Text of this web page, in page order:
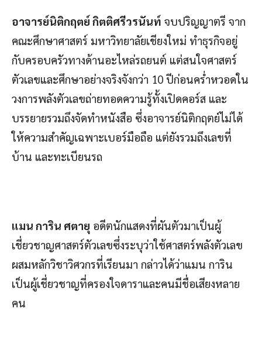
อาจารย์นิติกฤตย์ กิตติศรีวรนันท์ จบปริญญาตรี จาก
คณะศึกษาศาสตร์ มหาวิทยาลัยเชียงใหม่ ทำธุรกิจอยู่
กับครอบครัวทางด้านอะไหล่รถยนต์ แต่สนใจศาสตร์
ตัวเลขและศึกษาอย่างจริงจังกว่า 10 ปีก่อนคร่ำหวอดใน
วงการพลังตัวเลขถ่ายทอดความรู้ทั้งเปิดคอร์ส และ
บรรยายรวมถึงจัดทำหนังสือ ซึ่งอาจารย์นิติกฤตย์ไม่ได้
ให้ความสำคัญเฉพาะเบอร์มือถือ แต่ยังรวมถึงเลขที่
บ้าน และทะเบียนรถ
แมน การิน ศตายุ อดีตนักแสดงที่ผันตัวมาเป็นผู้
เชี่ยวชาญศาสตร์ตัวเลขซึ่งระบุว่าใช้ศาสตร์พลังตัวเลข
ผสมหลักวิชาวิศวกรที่เรียนมา กล่าวได้ว่าแมน การิน
เป็นผู้เชี่ยวชาญที่ครองใจดาราและคนมีชื่อเสียงหลาย
คน